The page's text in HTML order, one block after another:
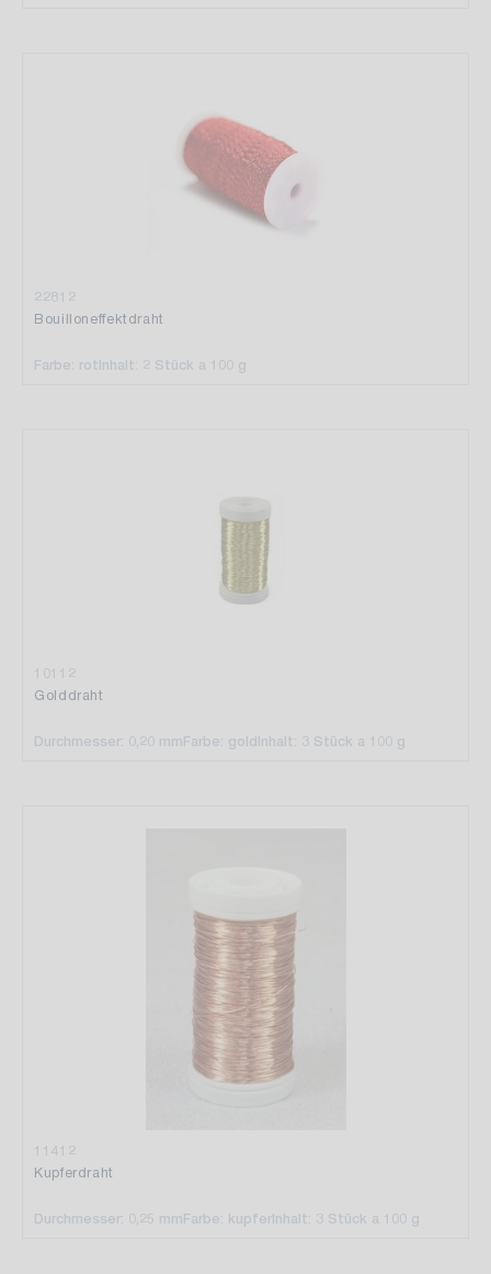
22812
Bouilloneffektdraht
Farbe: rotInhalt: 2 Stück a 100 g
10112
Golddraht
Durchmesser: 0,20 mmFarbe: goldInhalt: 3 Stück a 100 g
11412
Kupferdraht
Durchmesser: 0,25 mmFarbe: kupferInhalt: 3 Stück a 100 g